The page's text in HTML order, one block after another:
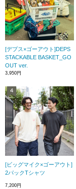
[デプス×ゴーアウト]DEPS
STACKABLE BASKET_GO
OUT ver.
3,950円
[ビッグマイク×ゴーアウト]
2パックTシャツ
7,200円